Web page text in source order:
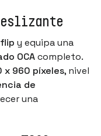
y equipa una
OCAcompleto.
x 960 píxeles, nivel
de
una